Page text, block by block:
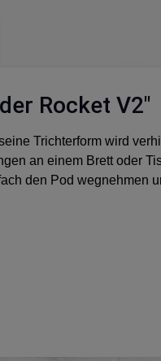
Rocket V2"
Trichterform wird
an einem Brett oder
den Pod